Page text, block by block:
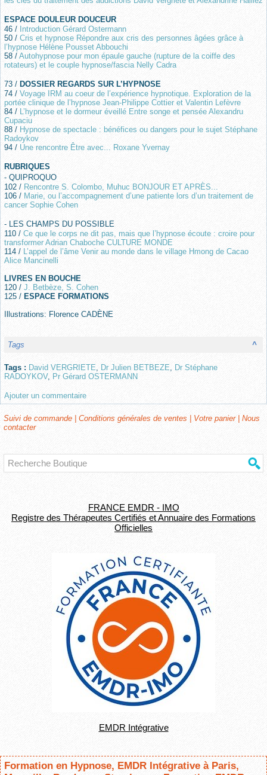
FRANCE EMDR - IMO
Registre des Thérapeutes Certifiés et Annuaire des Formations
Officielles
EMDR Intégrative
Formation en Hypnose, EMDR Intégrative à Paris,
ESPACE DOULEUR DOUCEUR
46 / Introduction Gérard Ostermann
50 / Cris et hypnose Répondre aux cris des personnes âgées grâce à
l’hypnose Hélène Pousset Abbouchi
58 / Autohypnose pour mon épaule gauche (rupture de la coiffe des
rotateurs) et le couple hypnose/fascia Nelly Cadra
73 / DOSSIER REGARDS SUR L’HYPNOSE
74 / Voyage IRM au coeur de l’expérience hypnotique. Exploration de la
portée clinique de l’hypnose Jean-Philippe Cottier et Valentin Lefèvre
84 /
L’hypnose et le dormeur éveillé Entre songe et pensée Alexandru
Cupaciu
88 / Hypnose de spectacle : bénéfices ou dangers pour le sujet Stéphane
Radoykov
94 / Une rencontre Être avec... Roxane Yvernay
RUBRIQUES
- QUIPROQUO
102 / Rencontre S. Colombo, Muhuc BONJOUR ET APRÈS...
106 / Marie, ou l’accompagnement d’une patiente lors d’un traitement de
cancer Sophie Cohen
- LES CHAMPS DU POSSIBLE
110 / Ce que le corps ne dit pas, mais que l’hypnose écoute : croire pour
transformer Adrian Chaboche CULTURE MONDE
114 /
L’appel de l’âme Venir au monde dans le village Hmong de Cacao
Alice Mancinelli
LIVRES EN BOUCHE
120 / J. Betbèze, S. Cohen
125 / ESPACE FORMATIONS
Illustrations: Florence CADÈNE
^
Tags
Tags : David VERGRIETE Dr Julien BETBEZE
Dr Stéphane
RADOYKOV, Pr Gérard OSTERMANN
Ajouter un commentaire
Suivi de commande Conditions générales de ventes Votre panier
Nous
contacter